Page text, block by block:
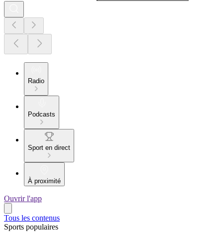
Radio
Podcasts
Sport en direct
À proximité
Ouvrir l'app
Tous les contenus
Sports populaires